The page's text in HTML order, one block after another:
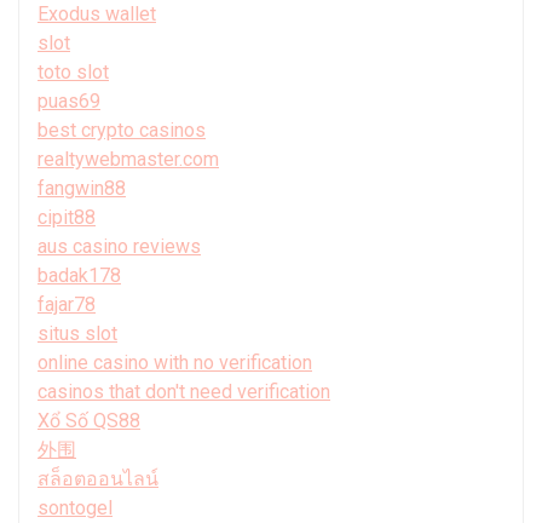
Exodus wallet
slot
toto slot
puas69
best crypto casinos
realtywebmaster.com
fangwin88
cipit88
aus casino reviews
badak178
fajar78
situs slot
online casino with no verification
casinos that don't need verification
Xổ Số QS88
外围
สล็อตออนไลน์
sontogel